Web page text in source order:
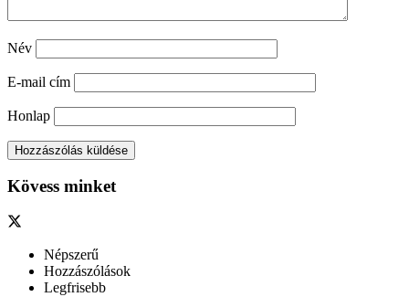
Név
E-mail cím
Honlap
Kövess minket
Népszerű
Hozzászólások
Legfrisebb